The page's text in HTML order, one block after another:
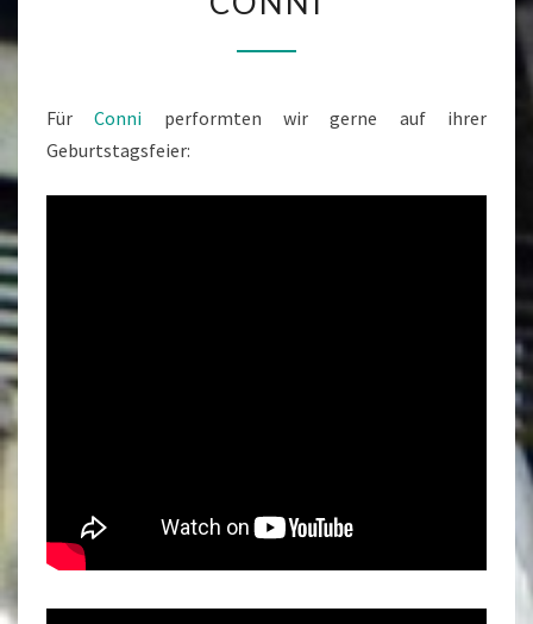
O
FürConni performten wir gerne auf ihrer
Geburtstagsfeier: